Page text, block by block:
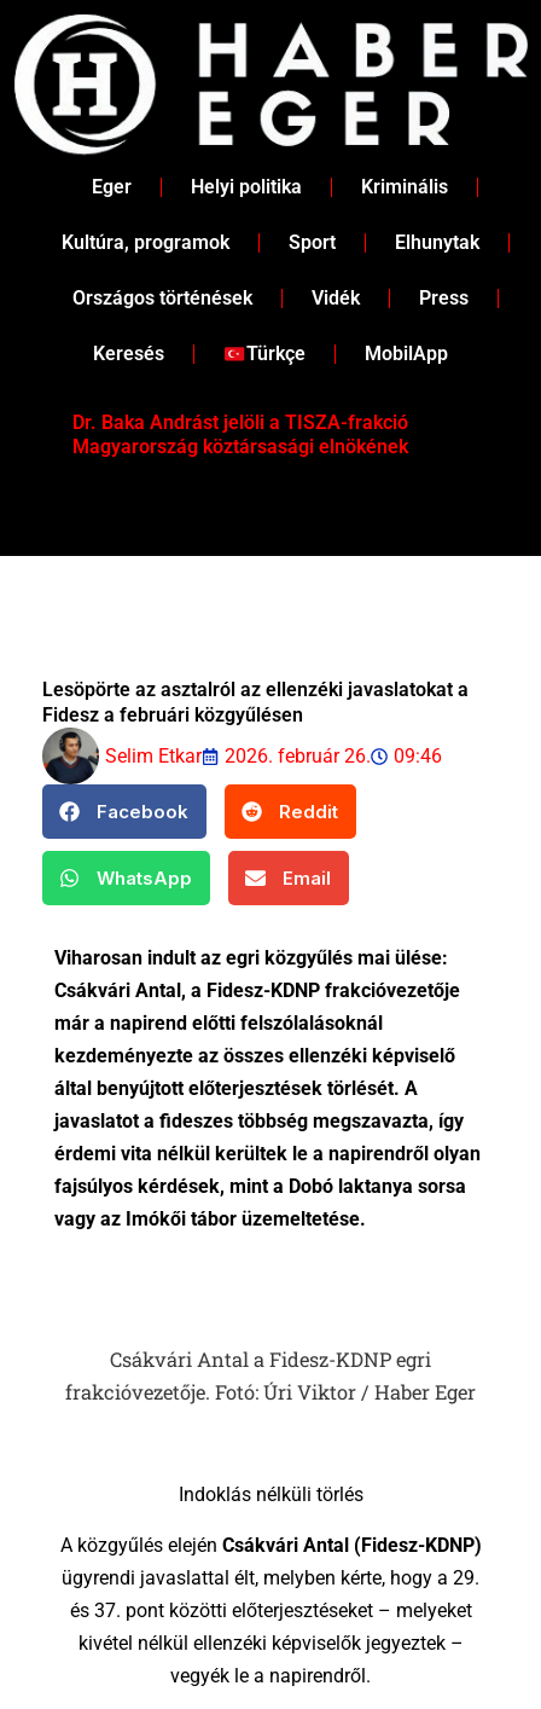
content
Eger Helyi politika Kriminális
Kultúra, programok Sport Elhunytak
Országos történések Vidék Press
Keresés Türkçe MobilApp
Dr. Baka Andrást jelöli a TISZA-frakció
Magyarország köztársasági elnökének
Lesöpörte az asztalról az ellenzéki javaslatokat a
Fidesz a februári közgyűlésen
Selim Etkar
2026. február 26. 09:46
Facebook Reddit
WhatsApp Email
Viharosan indult az egri közgyűlés mai ülése:
Csákvári Antal, a Fidesz-KDNP frakcióvezetője
már a napirend előtti felszólalásoknál
kezdeményezte az összes ellenzéki képviselő
által benyújtott előterjesztések törlését. A
javaslatot a fideszes többség megszavazta, így
érdemi vita nélkül kerültek le a napirendről olyan
fajsúlyos kérdések, mint a Dobó laktanya sorsa
vagy az Imókői tábor üzemeltetése.
Csákvári Antal a Fidesz-KDNP egri
frakcióvezetője. Fotó: Úri Viktor / Haber Eger
Indoklás nélküli törlés
A közgyűlés elején Csákvári Antal (Fidesz-KDNP)
ügyrendi javaslattal élt, melyben kérte, hogy a 29.
és 37. pont közötti előterjesztéseket – melyeket
kivétel nélkül ellenzéki képviselők jegyeztek –
vegyék le a napirendről.